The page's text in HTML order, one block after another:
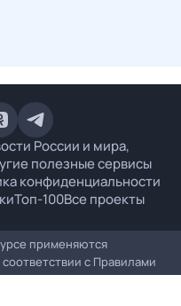
России и мира,
полезные сервисы
конфиденциальности
Топ-100Все проекты
применяются
с Правилами